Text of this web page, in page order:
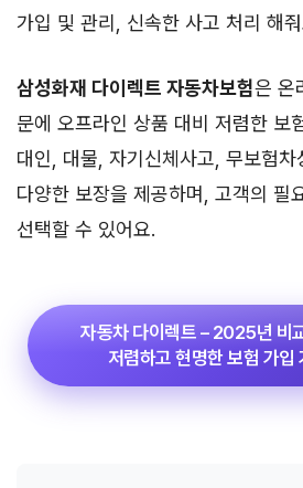
가입 및 관리, 신속한 사고 처리 해
삼성화재 다이렉트 자동차보험은 온
문에 오프라인 상품 대비 저렴한 보
대인, 대물, 자기신체사고, 무보험
다양한 보장을 제공하며, 고객의 필
선택할 수 있어요.
자동차 다이렉트 – 2025년 비
저렴하고 현명한 보험 가입